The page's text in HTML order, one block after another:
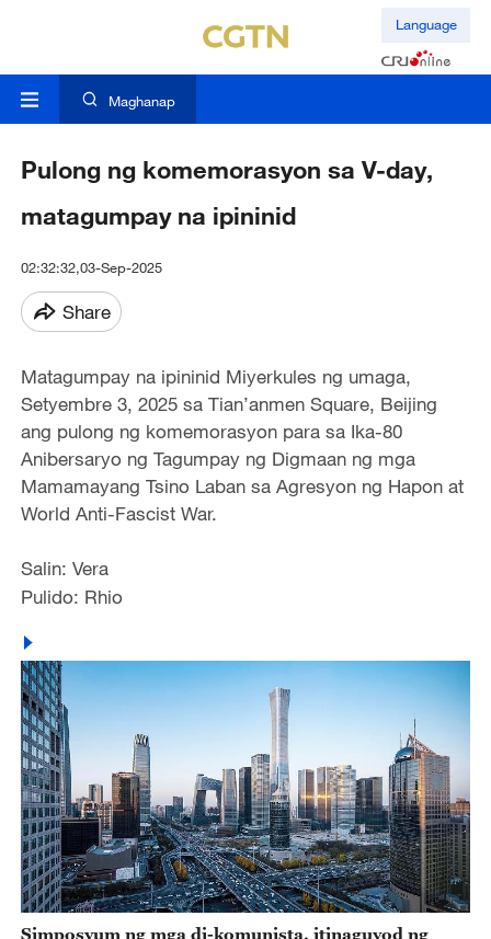
Language
Maghanap
Pulong ng komemorasyon sa V-day,
matagumpay na ipininid
02:32:32,03-Sep-2025
Share
Matagumpay na ipininid Miyerkules ng umaga,
Setyembre 3, 2025 sa Tian’anmen Square, Beijing
ang pulong ng komemorasyon para sa Ika-80
Anibersaryo ng Tagumpay ng Digmaan ng mga
Mamamayang Tsino Laban sa Agresyon ng Hapon at
World Anti-Fascist War.
Salin: Vera
Pulido: Rhio
Simposyum ng mga di-komunista, itinaguyod ng